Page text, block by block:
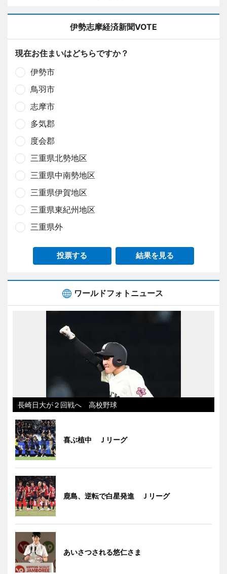
伊勢志摩経済新聞VOTE
現在お住まいはどちらですか？
伊勢市
鳥羽市
志摩市
多気郡
度会郡
三重県北勢地区
三重県中南勢地区
三重県伊賀地区
三重県東紀州地区
三重県外
投票する 結果を見る
ワールドフォトニュース
長崎日大が２回戦へ 高校野球
喜ぶ植中 Ｊリーグ
鹿島、逆転で白星発進 Ｊリーグ
あいさつされる悠仁さま